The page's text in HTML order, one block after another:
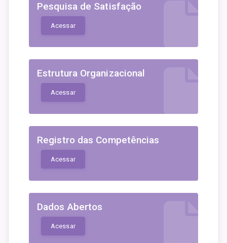
Pesquisa de Satisfação
Acessar
Estrutura Organizacional
Acessar
Registro das Competências
Acessar
Dados Abertos
Acessar